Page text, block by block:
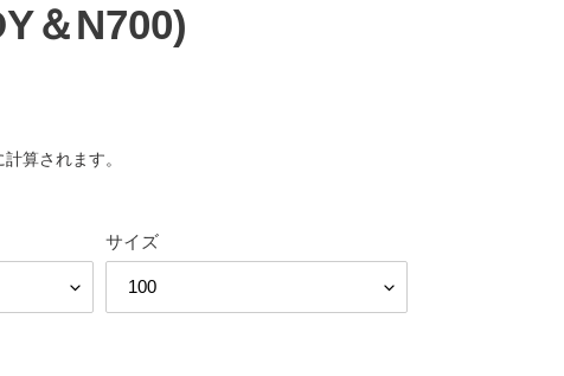
＆N700)
算されます。
サイズ